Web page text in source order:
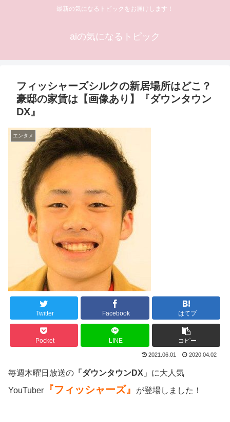
最新の気になるトピックをお届けします！
aiの気になるトピック
フィッシャーズシルクの新居場所はどこ？
豪邸の家賃は【画像あり】『ダウンタウン
DX』
エンタメ
Twitter Facebook はてブ
Pocket LINE コピー
2021.06.01 2020.04.02
毎週木曜日放送の 「ダウンタウンDX 」に大人気
YouTuber
『フィッシャーズ』 が登場しました！